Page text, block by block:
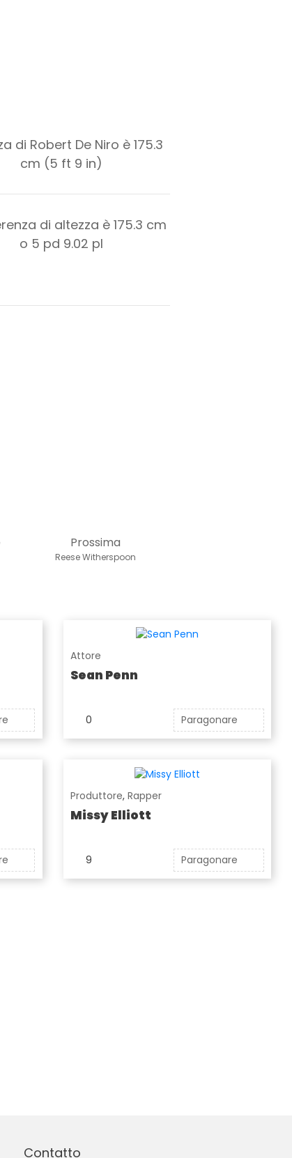
di Robert De Niro è 175.3
cm (5 ft 9 in)
di altezza è175.3 cm
o 5 pd 9.02 pl
Prossima
Reese Witherspoon
Attore
Sean Penn
0 Paragonare
Produttore, Rapper
Missy Elliott
9 Paragonare
Contatto